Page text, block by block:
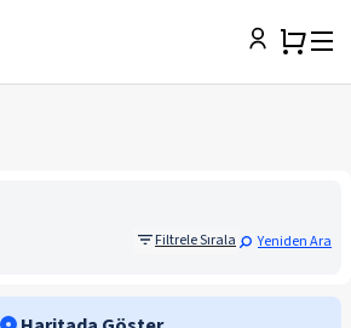
Filtrele Sırala Yeniden Ara